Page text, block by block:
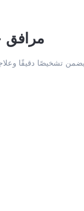
مرافق
تشخيصًا دقيقًا